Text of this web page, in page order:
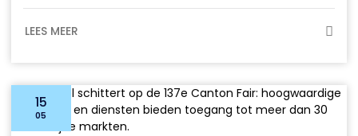
LEES MEER
15
05